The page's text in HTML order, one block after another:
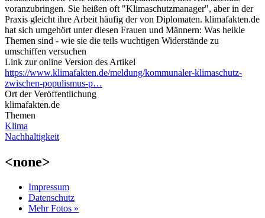
voranzubringen. Sie heißen oft "Klimaschutzmanager", aber in der
Praxis gleicht ihre Arbeit häufig der von Diplomaten. klimafakten.de
hat sich umgehört unter diesen Frauen und Männern: Was heikle
Themen sind - wie sie die teils wuchtigen Widerstände zu
umschiffen versuchen
Link zur online Version des Artikel
https://www.klimafakten.de/meldung/kommunaler-klimaschutz-
zwischen-populismus-p…
Ort der Veröffentlichung
klimafakten.de
Themen
Klima
Nachhaltigkeit
<none>
Impressum
Datenschutz
Mehr Fotos »